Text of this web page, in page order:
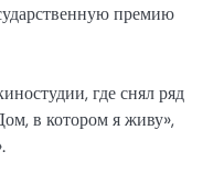
премию
где снял ряд
в котором я живу»,